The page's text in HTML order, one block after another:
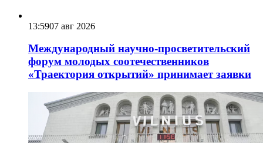
13:5907 авг 2026
Международный научно-просветительский
форум молодых соотечественников
«Траектория открытий» принимает заявки